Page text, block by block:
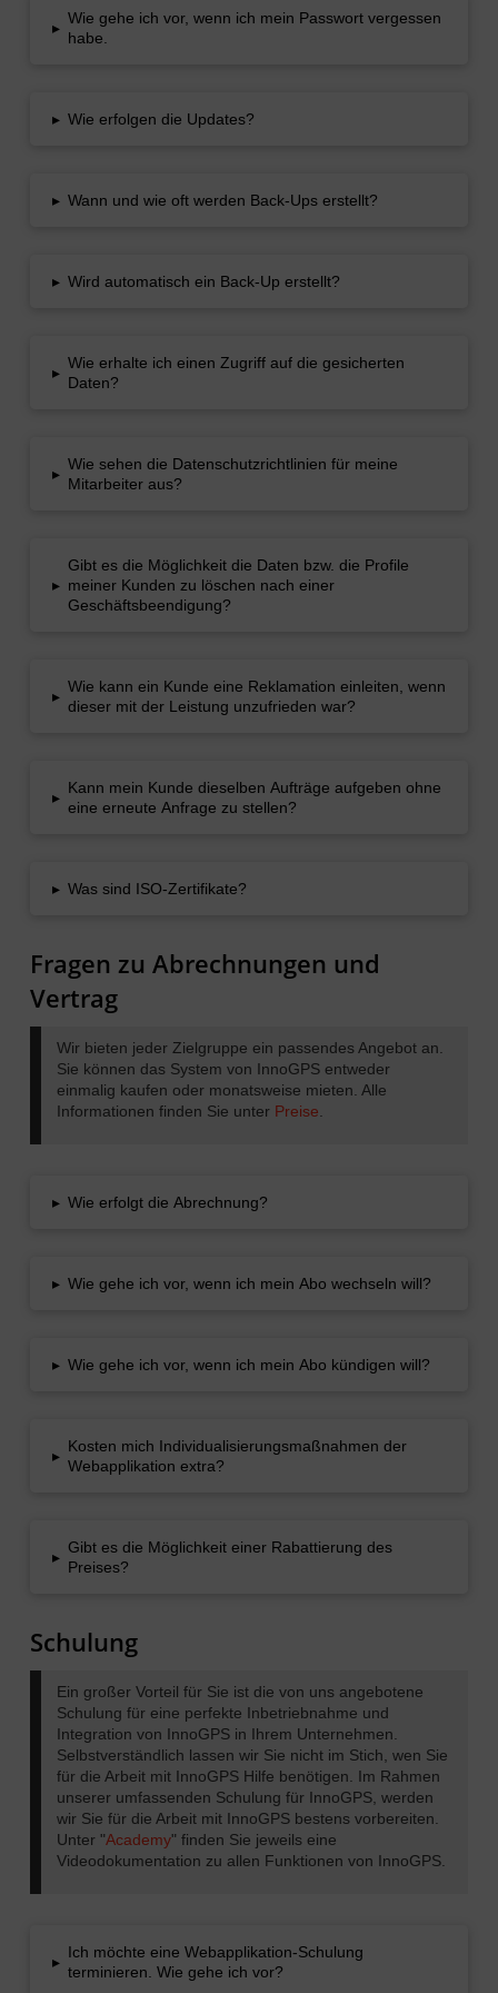
▸
Wie gehe ich vor, wenn ich mein Passwort vergessen
habe.
▸ Wie erfolgen die Updates?
▸ Wann und wie oft werden Back-Ups erstellt?
▸ Wird automatisch ein Back-Up erstellt?
▸
Wie erhalte ich einen Zugriff auf die gesicherten
Daten?
▸
Wie sehen die Datenschutzrichtlinien für meine
Mitarbeiter aus?
▸
Gibt es die Möglichkeit die Daten bzw. die Profile
meiner Kunden zu löschen nach einer
Geschäftsbeendigung?
▸
Wie kann ein Kunde eine Reklamation einleiten, wenn
dieser mit der Leistung unzufrieden war?
▸
Kann mein Kunde dieselben Aufträge aufgeben ohne
eine erneute Anfrage zu stellen?
▸ Was sind ISO-Zertifikate?
Fragen zu Abrechnungen und
Vertrag
Wir bieten jeder Zielgruppe ein passendes Angebot an.
Sie können das System von InnoGPS entweder
einmalig kaufen oder monatsweise mieten. Alle
Informationen finden Sie unter Preise
▸ Wie erfolgt die Abrechnung?
▸ Wie gehe ich vor, wenn ich mein Abo wechseln will?
▸ Wie gehe ich vor, wenn ich mein Abo kündigen will?
▸
Kosten mich Individualisierungsmaßnahmen der
Webapplikation extra?
▸
Gibt es die Möglichkeit einer Rabattierung des
Preises?
Schulung
Ein großer Vorteil für Sie ist die von uns angebotene
Schulung für eine perfekte Inbetriebnahme und
Integration von InnoGPS in Ihrem Unternehmen.
Selbstverständlich lassen wir Sie nicht im Stich, wen Sie
für die Arbeit mit InnoGPS Hilfe benötigen. Im Rahmen
unserer umfassenden Schulung für InnoGPS, werden
wir Sie für die Arbeit mit InnoGPS bestens vorbereiten.
Unter "Academy" finden Sie jeweils eine
Videodokumentation zu allen Funktionen von InnoGPS.
▸
Ich möchte eine Webapplikation-Schulung
terminieren. Wie gehe ich vor?